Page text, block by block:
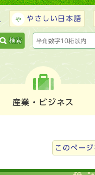
やさしい日本語
検索
産業・ビジネス
このペー